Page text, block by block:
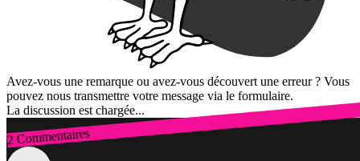
Avez-vous une remarque ou avez-vous découvert une erreur ? Vous
pouvez nous transmettre votre message via le formulaire.
La discussion est chargée...
2 Commentaires
Connexion